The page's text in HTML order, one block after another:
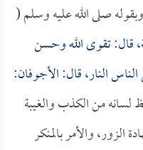
قال: تقوى الله وحسن
النار، قال: الأجوفان:
لسانه من الكذب والغيبة
والأمر بالمنكر